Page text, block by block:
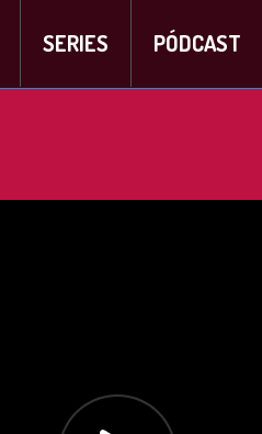
SERIES PÓDCAST